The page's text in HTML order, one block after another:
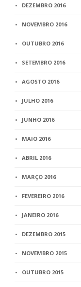
DEZEMBRO 2016
NOVEMBRO 2016
OUTUBRO 2016
SETEMBRO 2016
AGOSTO 2016
JULHO 2016
JUNHO 2016
MAIO 2016
ABRIL 2016
MARÇO 2016
FEVEREIRO 2016
JANEIRO 2016
DEZEMBRO 2015
NOVEMBRO 2015
OUTUBRO 2015